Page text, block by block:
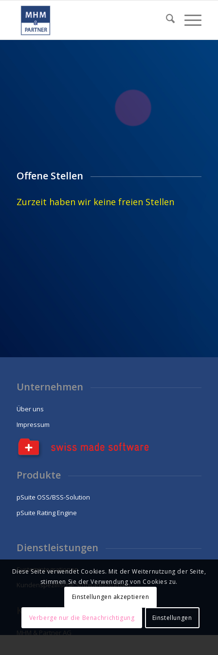
Offene Stellen
Zurzeit haben wir keine freien Stellen
Unternehmen
Über uns
Impressum
Produkte
pSuite OSS/BSS-Solution
pSuite Rating Engine
Dienstleistungen
Systemintegrationen
Kundenspezifische Softwarelösungen
Kontakt
MHM & Partner AG
Diese Seite verwendet Cookies. Mit der Weiternutzung der Seite,
stimmen Sie der Verwendung von Cookies zu.
Einstellungen akzeptieren
Verberge nur die Benachrichtigung Einstellungen